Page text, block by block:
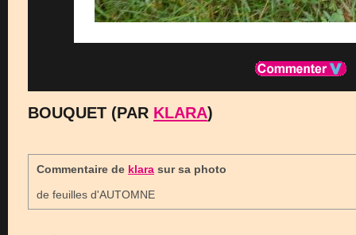
BOUQUET (PAR KLARA)
Commentaire de klara sur sa photo
de feuilles d'AUTOMNE